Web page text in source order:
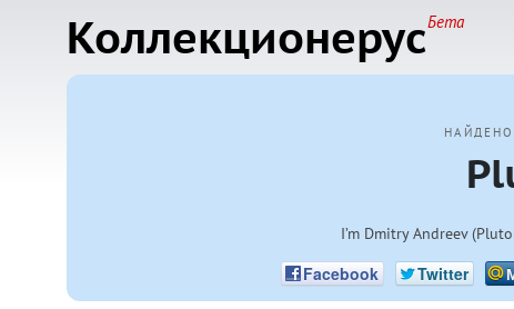
КоллекционерусБета
I’m Dmitry Andreev
Facebook Twitter